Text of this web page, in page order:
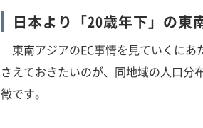
日本より「20歳年下」の東
東南アジアのEC事情を見ていくにあ
さえておきたいのが、同地域の人口分
徴です。